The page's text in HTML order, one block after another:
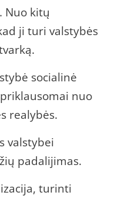
Nuo kitų
ji turi valstybės
socialinė
nuo
realybės.
valstybei
padalijimas.
turinti